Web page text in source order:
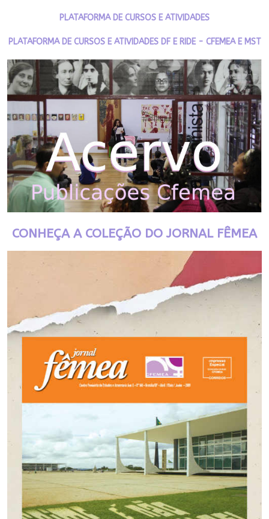
PLATAFORMA DE CURSOS E ATIVIDADES
PLATAFORMA DE CURSOS E ATIVIDADES DF E RIDE - CFEMEA E MST
CONHEÇA A COLEÇÃO DO JORNAL FÊMEA